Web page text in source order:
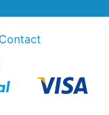
Contact